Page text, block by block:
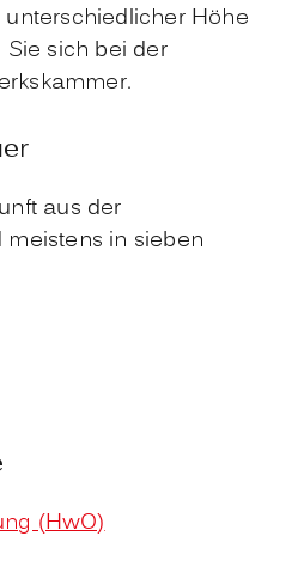
Höhe
sich bei der
aus der
in sieben
(HwO)